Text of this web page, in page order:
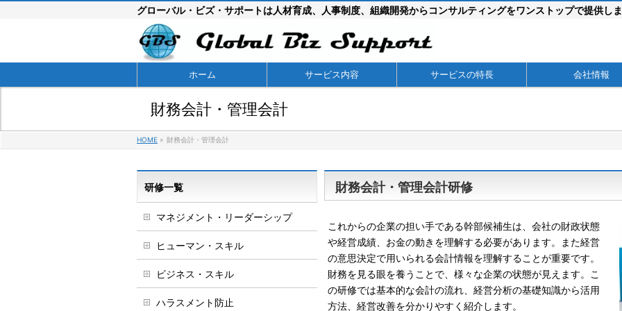
グローバル・ビズ・サポートは人材育成、人事制度、組織開発からコンサルティングをワンストップで提供し
ホーム サービス内容 サービスの特長 会社情報
財務会計・管理会計
HOME » 財務会計・管理会計
財務会計・管理会計研修
これからの企業の担い手である幹部候補生は、会社の財政状態
や経営成績、お金の動きを理解する必要があります。また経営
の意思決定で用いられる会計情報を理解することが重要です。
財務を見る眼を養うことで、様々な企業の状態が見えます。こ
の研修では基本的な会計の流れ、経営分析の基礎知識から活用
方法、経営改善を分かりやすく紹介します。
研修一覧
マネジメント・リーダーシップ
ヒューマン・スキル
ビジネス・スキル
ハラスメント防止